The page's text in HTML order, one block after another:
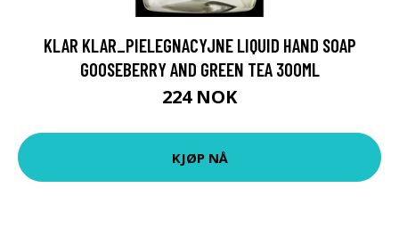
KLAR KLAR_PIELEGNACYJNE LIQUID HAND SOAP
GOOSEBERRY AND GREEN TEA 300ML
224 NOK
KJØP NÅ